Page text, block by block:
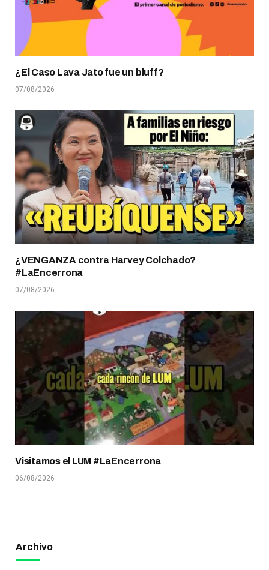
¿El Caso Lava Jato fue un bluff?
07/08/2026
¿VENGANZA contra Harvey Colchado?
#LaEncerrona
07/08/2026
Visitamos el LUM #LaEncerrona
06/08/2026
Archivo